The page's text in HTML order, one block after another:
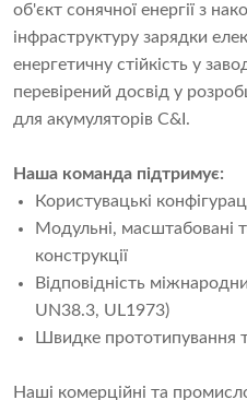
об'єкт сонячної енергії з
інфраструктуру зарядки
енергетичну стійкість у
перевірений досвід у
для акумуляторів C&I.
Наша команда підтримує:
Користувацькі
Модульні, масштабовані
конструкції
Відповідність
UN38.3, UL1973)
Швидке прототипування
Наші комерційні та